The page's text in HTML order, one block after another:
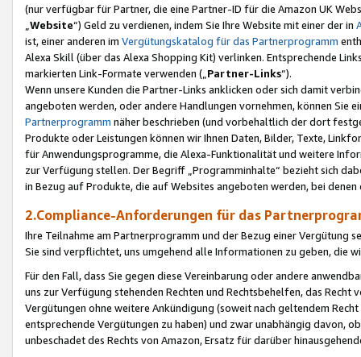
(nur verfügbar für Partner, die eine Partner-ID für die Amazon UK
Website“) Geld zu verdienen, indem Sie Ihre Website mit einer der in
ist, einer anderen im Vergütungskatalog für das Partnerprogramm
Alexa Skill (über das Alexa Shopping Kit) verlinken. Entsprechende
markierten Link-Formate verwenden („ Partner-Links“).
Wenn unsere Kunden die Partner-Links anklicken oder sich damit
angeboten werden, oder andere Handlungen vornehmen, können Sie
Partnerprogramm näher beschrieben (und vorbehaltlich der dort
Produkte oder Leistungen können wir Ihnen Daten, Bilder, Texte,
für Anwendungsprogramme, die Alexa-Funktionalität und weitere
zur Verfügung stellen. Der Begriff „Programminhalte“ bezieht sich
in Bezug auf Produkte, die auf Websites angeboten werden, bei
2.Compliance-Anforderungen für das
Ihre Teilnahme am Partnerprogramm und der Bezug einer Vergütung
Sie sind verpflichtet, uns umgehend alle Informationen zu geben, die
Für den Fall, dass Sie gegen diese Vereinbarung oder andere
uns zur Verfügung stehenden Rechten und Rechtsbehelfen, das
Vergütungen ohne weitere Ankündigung (soweit nach geltendem
entsprechende Vergütungen zu haben) und zwar unabhängig davon,
unbeschadet des Rechts von Amazon, Ersatz für darüber